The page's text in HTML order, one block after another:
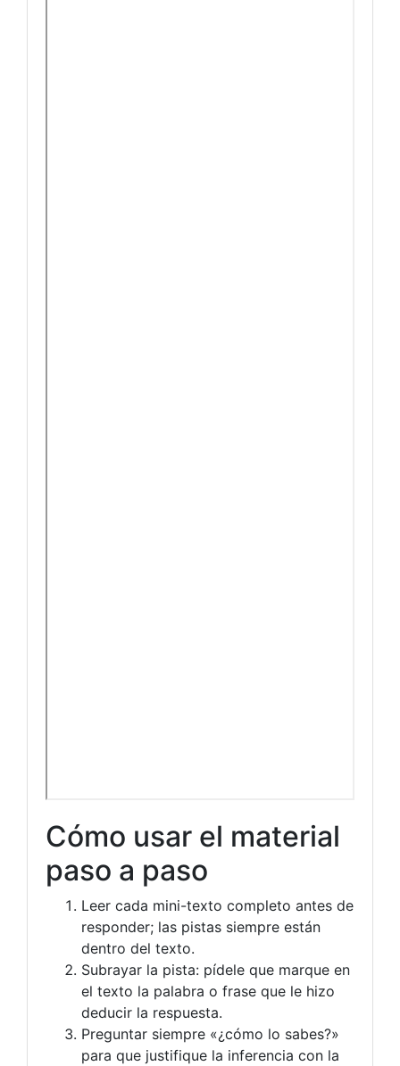
Cómo usar el material
paso a paso
Leer cada mini-texto completo antes de
responder; las pistas siempre están
dentro del texto.
Subrayar la pista: pídele que marque en
el texto la palabra o frase que le hizo
deducir la respuesta.
Preguntar siempre «¿cómo lo sabes?»
para que justifique la inferencia con la